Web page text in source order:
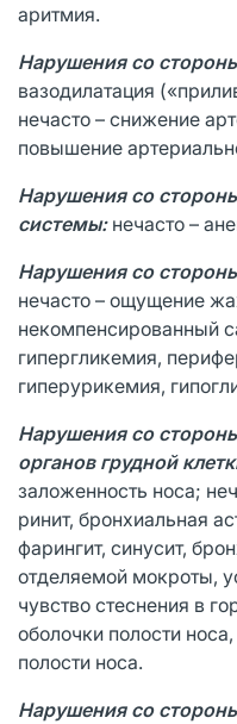
аритмия.
Нарушения со
вазодилатация
нечасто – снижение
повышение
Нарушения со
системы: нечасто –
Нарушения со
нечасто – ощущение
некомпенсированный
гипергликемия,
гиперурикемия,
Нарушения со
органов грудной
заложенность носа;
ринит, бронхиальная
фарингит, синусит,
отделяемой мокроты,
чувство стеснения в
оболочки полости
полости носа.
Нарушения со